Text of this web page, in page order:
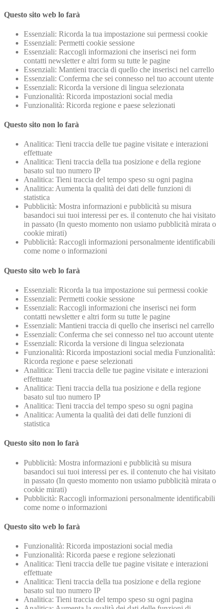
Questo sito web lo farà
Essenziali: Ricorda la tua impostazione sui permessi cookie
Essenziali: Permetti cookie sessione
Essenziali: Raccogli informazioni che inserisci nei form
contatti newsletter e altri form su tutte le pagine
Essenziali: Mantieni traccia di quello che inserisci nel carrello
Essenziali: Conferma che sei connesso nel tuo account utente
Essenziali: Ricorda la versione di lingua selezionata
Funzionalità: Ricorda impostazioni social media
Funzionalità: Ricorda regione e paese selezionati
Questo sito non lo farà
Analitica: Tieni traccia delle tue pagine visitate e interazioni
effettuate
Analitica: Tieni traccia della tua posizione e della regione
basato sul tuo numero IP
Analitica: Tieni traccia del tempo speso su ogni pagina
Analitica: Aumenta la qualità dei dati delle funzioni di
statistica
Pubblicità: Mostra informazioni e pubblicità su misura
basandoci sui tuoi interessi per es. il contenuto che hai visitato
in passato (In questo momento non usiamo pubblicità mirata o
cookie mirati)
Pubblicità: Raccogli informazioni personalmente identificabili
come nome o informazioni
Questo sito web lo farà
Essenziali: Ricorda la tua impostazione sui permessi cookie
Essenziali: Permetti cookie sessione
Essenziali: Raccogli informazioni che inserisci nei form
contatti newsletter e altri form su tutte le pagine
Essenziali: Mantieni traccia di quello che inserisci nel carrello
Essenziali: Conferma che sei connesso nel tuo account utente
Essenziali: Ricorda la versione di lingua selezionata
Funzionalità: Ricorda impostazioni social media Funzionalità:
Ricorda regione e paese selezionati
Analitica: Tieni traccia delle tue pagine visitate e interazioni
effettuate
Analitica: Tieni traccia della tua posizione e della regione
basato sul tuo numero IP
Analitica: Tieni traccia del tempo speso su ogni pagina
Analitica: Aumenta la qualità dei dati delle funzioni di
statistica
Questo sito non lo farà
Pubblicità: Mostra informazioni e pubblicità su misura
basandoci sui tuoi interessi per es. il contenuto che hai visitato
in passato (In questo momento non usiamo pubblicità mirata o
cookie mirati)
Pubblicità: Raccogli informazioni personalmente identificabili
come nome o informazioni
Questo sito web lo farà
Funzionalità: Ricorda impostazioni social media
Funzionalità: Ricorda paese e regione selezionati
Analitica: Tieni traccia delle tue pagine visitate e interazioni
effettuate
Analitica: Tieni traccia della tua posizione e della regione
basato sul tuo numero IP
Analitica: Tieni traccia del tempo speso su ogni pagina